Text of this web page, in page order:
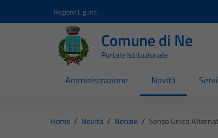
Regione Liguria
Comune di Ne
Portale Istituzionale
Amministrazione Novità
Home / Novità / Notizie / Senso Unico